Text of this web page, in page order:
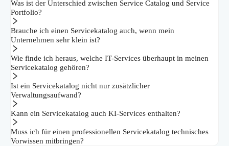
Was ist der Unterschied zwischen Service Catalog und Service
Portfolio?
Brauche ich einen Servicekatalog auch, wenn mein
Unternehmen sehr klein ist?
Wie finde ich heraus, welche IT-Services überhaupt in meinen
Servicekatalog gehören?
Ist ein Servicekatalog nicht nur zusätzlicher
Verwaltungsaufwand?
Kann ein Servicekatalog auch KI-Services enthalten?
Muss ich für einen professionellen Servicekatalog technisches
Vorwissen mitbringen?